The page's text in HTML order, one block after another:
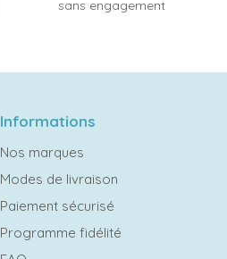
sans engagement
Informations
Nos marques
Modes de livraison
Paiement sécurisé
Programme fidélité